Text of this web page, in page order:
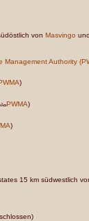
von Masvingo
Management Authority
)
PWMA)
)
15 km südwestlich